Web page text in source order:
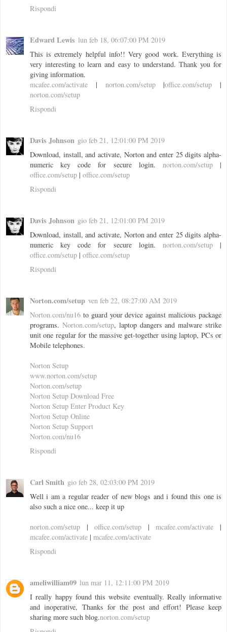
Rispondi
Edward Lewis lun feb 18, 06:07:00 PM 2019
This is extremely helpful info!! Very good work. Everything is
very interesting to learn and easy to understand. Thank you for
giving information.
mcafee.com/activate | norton.com/setup|office.com/setup |
norton.com/setup
Rispondi
Davis Johnson gio feb 21, 12:01:00 PM 2019
Download, install, and activate, Norton and enter 25 digits alpha-
numeric key code for secure login. norton.com/setup|
office.com/setup | office.com/setup
Rispondi
Davis Johnson gio feb 21, 12:01:00 PM 2019
Download, install, and activate, Norton and enter 25 digits alpha-
numeric key code for secure login. norton.com/setup|
office.com/setup | office.com/setup
Rispondi
Norton.com/setup ven feb 22, 08:27:00 AM 2019
Norton.com/nu16 to guard your device against malicious package
programs. Norton.com/setup, laptop dangers and malware strike
unit one regular for the massive get-together using laptop, PCs or
Mobile telephones.
Norton Setup
www.norton.com/setup
Norton.com/setup
Norton Setup Download Free
Norton Setup Enter Product Key
Norton Setup Online
Norton Setup Support
Norton.com/nu16
Rispondi
Carl Smith gio feb 28, 02:03:00 PM 2019
Well i am a regular reader of new blogs and i found this one is
also such a nice one... keep it up
norton.com/setup |office.com/setup |mcafee.com/activate |
mcafee.com/activate | mcafee.com/activate
Rispondi
ameliwilliam09 lun mar 11, 12:11:00 PM 2019
I really happy found this website eventually. Really informative
and inoperative, Thanks for the post and effort! Please keep
sharing more such blog.norton.com/setup